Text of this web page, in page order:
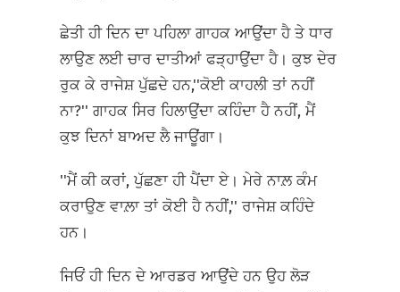
ਛੇਤੀ ਹੀ ਦਿਨ ਦਾ ਪਹਿਲਾ ਗਾਹਕ ਆਉਂਦਾ ਹੈ ਤੇ ਧਾਰ
ਲਾਉਣ ਲਈ ਚਾਰ ਦਾਤੀਆਂ ਫੜ੍ਹਾਉਂਦਾ ਹੈ। ਕੁਝ ਦੇਰ
ਰੁਕ ਕੇ ਰਾਜੇਸ਼ ਪੁੱਛਦੇ ਹਨ,''ਕੋਈ ਕਾਹਲੀ ਤਾਂ ਨਹੀਂ
ਨਾ?'' ਗਾਹਕ ਸਿਰ ਹਿਲਾਉਂਦਾ ਕਹਿੰਦਾ ਹੈ ਨਹੀਂ, ਮੈਂ
ਕੁਝ ਦਿਨਾਂ ਬਾਅਦ ਲੈ ਜਾਊਂਗਾ।
''ਮੈਂ ਕੀ ਕਰਾਂ, ਪੁੱਛਣਾ ਹੀ ਪੈਂਦਾ ਏ। ਮੇਰੇ ਨਾਲ਼ ਕੰਮ
ਕਰਾਉਣ ਵਾਲ਼ਾ ਤਾਂ ਕੋਈ ਹੈ ਨਹੀਂ,'' ਰਾਜੇਸ਼ ਕਹਿੰਦੇ
ਹਨ।
ਜਿਓਂ ਹੀ ਦਿਨ ਦੇ ਆਰਡਰ ਆਉਂਦੇ ਹਨ ਉਹ ਲੋੜ